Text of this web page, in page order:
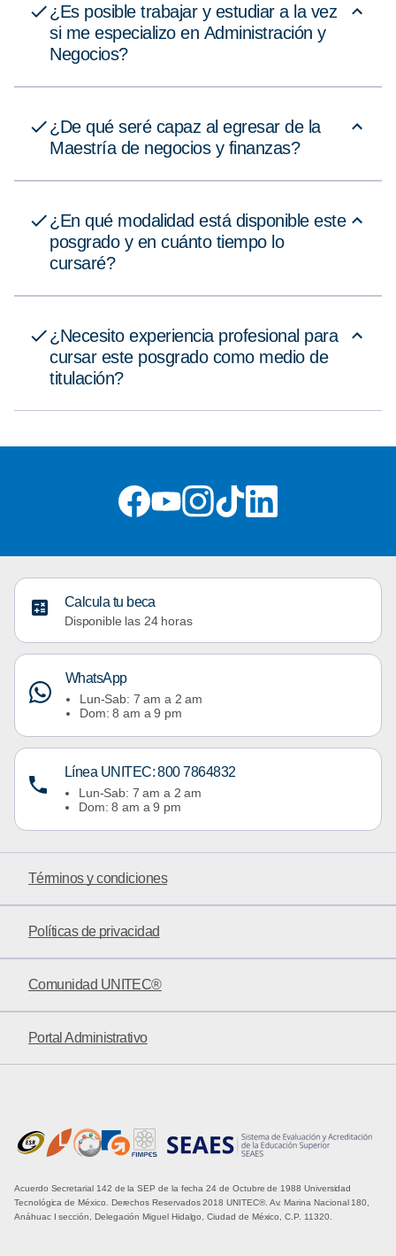
¿Es posible trabajar y estudiar a la vez
si me especializo en Administración y
Negocios?
¿De qué seré capaz al egresar de la
Maestría de negocios y finanzas?
¿En qué modalidad está disponible este
posgrado y en cuánto tiempo lo
cursaré?
¿Necesito experiencia profesional para
cursar este posgrado como medio de
titulación?
Calcula tu beca
Disponible las 24 horas
WhatsApp
Lun-Sab: 7 am a 2 am
Dom: 8 am a 9 pm
Línea UNITEC: 800 7864832
Lun-Sab: 7 am a 2 am
Dom: 8 am a 9 pm
Términos y condiciones
Políticas de privacidad
Comunidad UNITEC®
Portal Administrativo
Acuerdo Secretarial 142 de la SEP de la fecha 24 de Octubre de 1988 Universidad
Tecnológica de México. Derechos Reservados 2018 UNITEC®. Av. Marina Nacional 180,
Anáhuac I sección, Delegación Miguel Hidalgo, Ciudad de México, C.P. 11320.